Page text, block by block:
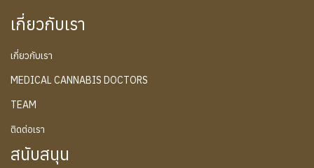
เกี่ยวกับเรา
เกี่ยวกับเรา
MEDICAL CANNABIS DOCTORS
TEAM
ติดต่อเรา
สนับสนุน